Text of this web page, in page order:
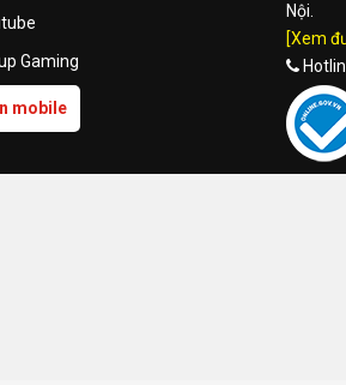
Gaming
mobile
Nội.
[Xem